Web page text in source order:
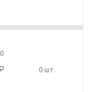
0 шт.